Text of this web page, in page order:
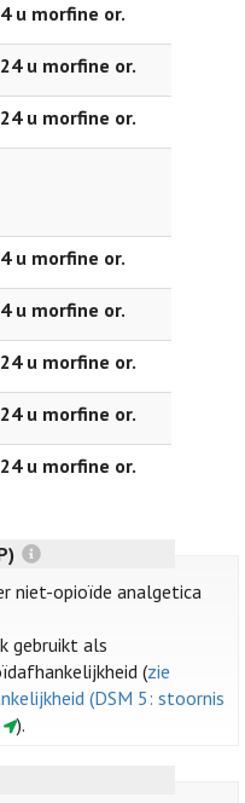
u morfine or.
u morfine or.
u morfine or.
u morfine or.
u morfine or.
u morfine or.
u morfine or.
u morfine or.
niet-opioïde analgetica
gebruikt als
(zie
(DSM 5: stoornis
).